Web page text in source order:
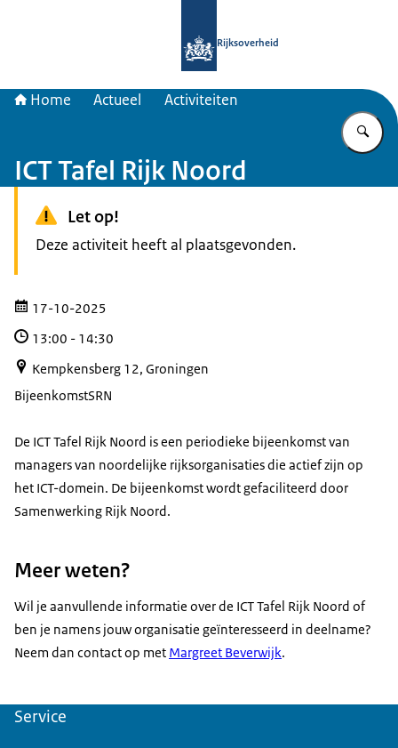
Rijksoverheid
Home Actueel Activiteiten
ICT Tafel Rijk Noord
Let op!
Deze activiteit heeft al plaatsgevonden.
17-10-2025
13:00 - 14:30
Kempkensberg 12, Groningen
BijeenkomstSRN
De ICT Tafel Rijk Noord is een periodieke bijeenkomst van
managers van noordelijke rijksorganisaties die actief zijn op
het ICT-domein. De bijeenkomst wordt gefaciliteerd door
Samenwerking Rijk Noord.
Meer weten?
Wil je aanvullende informatie over de ICT Tafel Rijk Noord of
ben je namens jouw organisatie geïnteresseerd in deelname?
Neem dan contact op met Margreet Beverwijk.
Service